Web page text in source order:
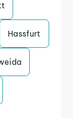
Hassfurt